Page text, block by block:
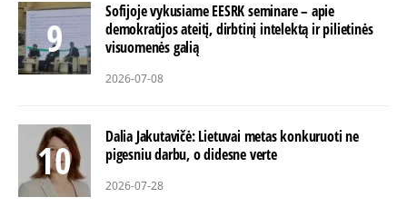
Sofijoje vykusiame EESRK seminare – apie
demokratijos ateitį, dirbtinį intelektą ir pilietinės
visuomenės galią
2026-07-08
Dalia Jakutavičė: Lietuvai metas konkuruoti ne
pigesniu darbu, o didesne verte
2026-07-28